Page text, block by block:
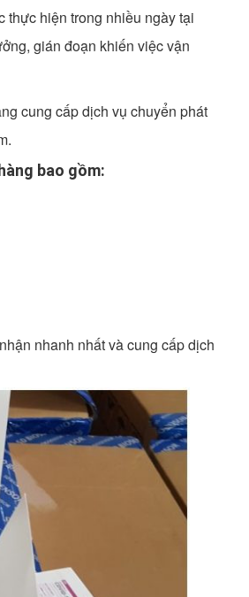
thực hiện trong nhiều ngày tại
gián đoạn khiến việc vận
cung cấp dịch vụ chuyển phát
bao gồm:
nhanh nhất và cung cấp dịch